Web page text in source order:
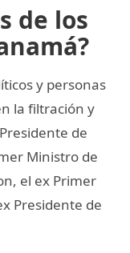
de los
y personas
la filtración y
de
Ministro de
el ex Primer
Presidente de